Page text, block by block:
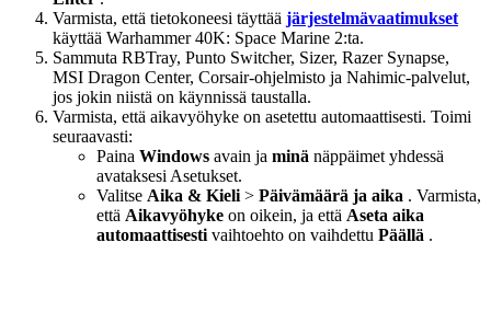
Varmista, että tietokoneesi täyttää järjestelmävaatimukset
käyttää Warhammer 40K: Space Marine 2:ta.
Sammuta RBTray, Punto Switcher, Sizer, Razer Synapse,
MSI Dragon Center, Corsair-ohjelmisto ja Nahimic-palvelut,
jos jokin niistä on käynnissä taustalla.
Varmista, että aikavyöhyke on asetettu automaattisesti. Toimi
seuraavasti:
Paina Windows avain ja minä näppäimet yhdessä
avataksesi Asetukset.
Valitse Aika & Kieli> Päivämäärä ja aika . Varmista,
että Aikavyöhyke on oikein, ja että Aseta aika
automaattisestivaihtoehto on vaihdettu Päällä .